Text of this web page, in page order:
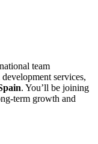
team
services,
. You’ll be joining
term growth and